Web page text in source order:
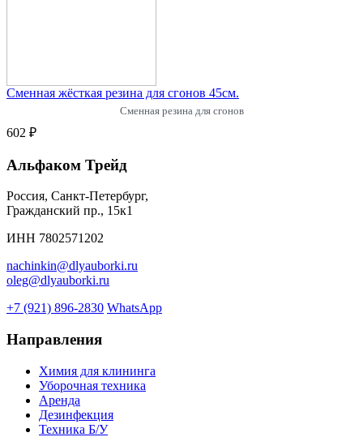
Сменная жёсткая резина для сгонов 45см.
Сменная резина для сгонов
602 ₽
Альфаком Трейд
Россия, Санкт-Петербург,
Гражданский пр., 15к1
ИНН 7802571202
nachinkin@dlyauborki.ru
oleg@dlyauborki.ru
+7 (921) 896-2830 WhatsApp
Направления
Химия для клининга
Уборочная техника
Аренда
Дезинфекция
Техника Б/У